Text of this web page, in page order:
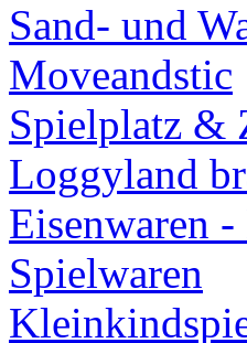
Sand- und
Moveandstic
Spielplatz &
Loggyland
Eisenwaren
Spielwaren